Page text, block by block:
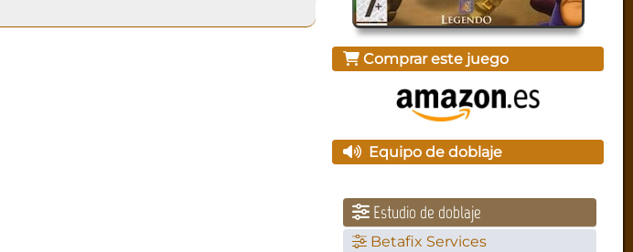
Comprar este juego
Equipo de doblaje
Estudio de doblaje
Betafix Services